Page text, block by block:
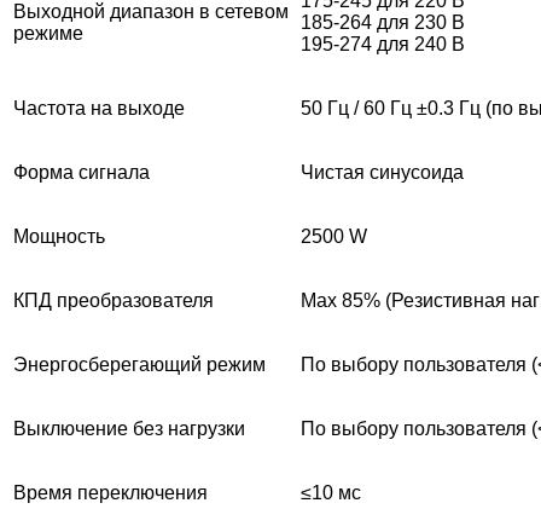
Выходной диапазон в сетевом
режиме
185-264 для 230 В
195-274 для 240 В
Частота на выходе 50 Гц / 60 Гц ±0.3 Гц (по
Форма сигнала Чистая синусоида
Мощность 2500 W
КПД преобразователя Max 85% (Резистивная
Энергосберегающий режим По выбору пользователя
Выключение без нагрузки По выбору пользователя
Время переключения ≤10 мс